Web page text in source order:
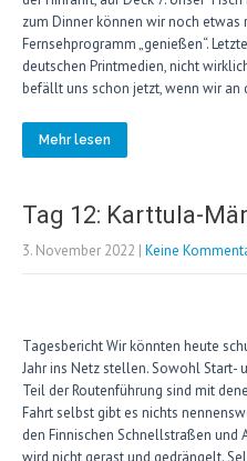
zum Dinner können wir noch etwas
Fernsehprogramm „genießen“.
deutschen Printmedien, nicht
befällt uns schon jetzt, wenn wir
Mehr lesen
Tag 12: Karttula-
3. November 2022 | Keine
Tagesbericht Wir könnten heute
Jahr ins Netz stellen. Sowohl Start-
Teil der Routenführung sind mit
Fahrt selbst gibt es nichts
den Finnischen Schnellstraßen und
wird nicht gerast und gedrängelt.